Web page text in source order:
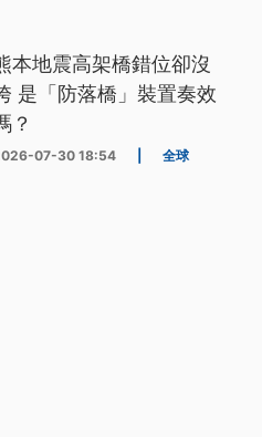
本地震高架橋錯位卻沒
是「防落橋」裝置奏效
？
07-30 18:54 全球